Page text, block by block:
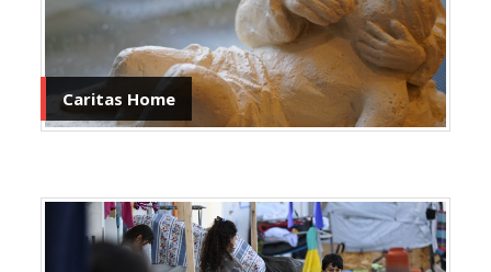
Caritas Home